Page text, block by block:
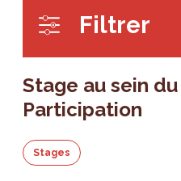
Filtrer
Stage au sein
Participation
Stages